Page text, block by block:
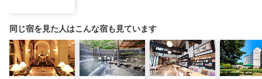
同じ宿を見た人はこんな宿も見ています